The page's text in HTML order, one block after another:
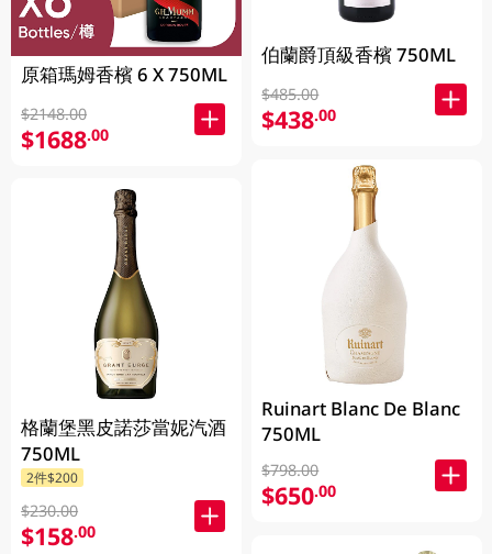
原箱瑪姆香檳 6 X 750ML
$2148.00
$1688.00
格蘭堡黑皮諾莎當妮汽酒
750ML
2件$200
$230.00
$158.00
伯蘭爵頂級香檳 750ML
$485.00
$438.00
Ruinart Blanc De Blanc
750ML
$798.00
$650.00